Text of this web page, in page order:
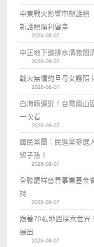
中東戰火影響申辦護
新護照順利留臺
2026-08-07
中正地下道排水溝夜間
2026-08-07
戰火無情約旦母女護
2026-08-07
白海豚逼近！台電鳳
一次看
2026-08-07
國民黨團：民進黨參
留子孫！
2026-08-07
全聯慶祥慈善事業基
持
2026-08-07
跟著70張地圖探索世界
展出
2026-08-07